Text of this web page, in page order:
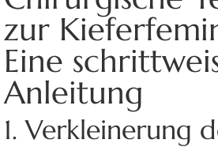
zur
Eine
Anleitung
1. Verkleinerung